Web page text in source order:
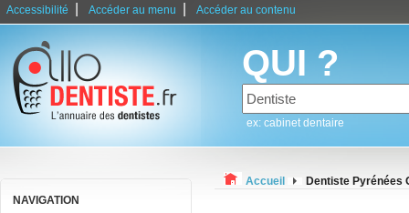
Accessibilité Accéder au menu Accéder au contenu
QUI ?
ex: cabinet dentaire
NAVIGATION
Accueil Dentiste Pyrénées